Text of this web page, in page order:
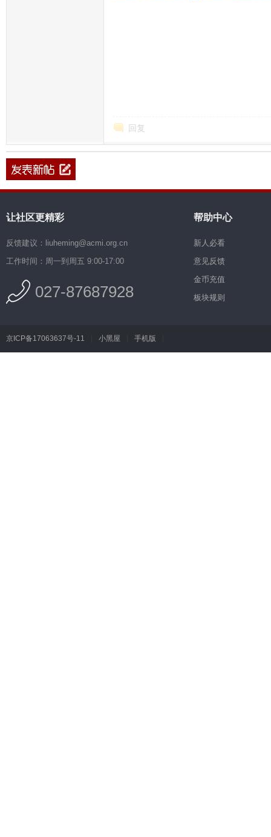
回复
让社区更精彩
反馈建议：liuheming@acmi.org.cn
工作时间：周一到周五 9:00-17:00
027-87687928
帮助中心
新人必看
意见反馈
金币充值
板块规则
京ICP备17063637号-11 小黑屋 手机版